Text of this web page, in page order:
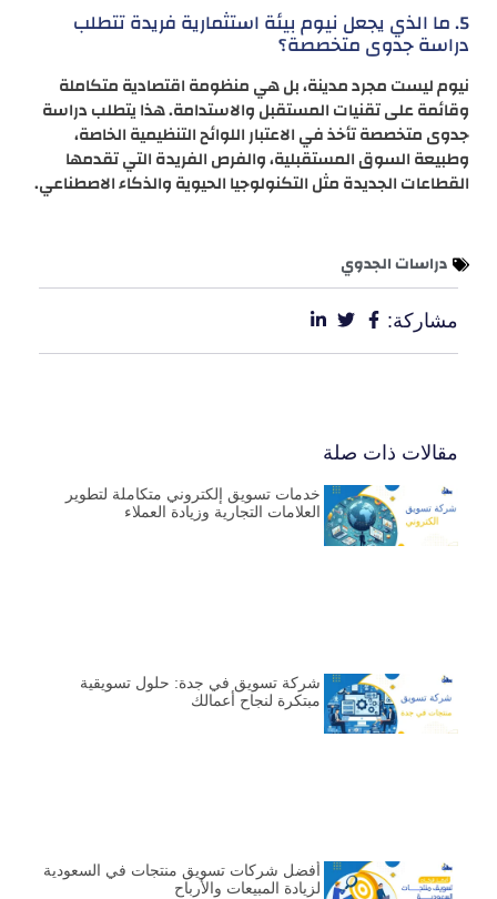
5. ما الذي يجعل نيوم بيئة استثمارية فريدة تتطلب
دراسة جدوى متخصصة؟
نيوم ليست مجرد مدينة، بل هي منظومة اقتصادية متكاملة
وقائمة على تقنيات المستقبل والاستدامة. هذا يتطلب دراسة
جدوى متخصصة تأخذ في الاعتبار اللوائح التنظيمية الخاصة،
وطبيعة السوق المستقبلية، والفرص الفريدة التي تقدمها
القطاعات الجديدة مثل التكنولوجيا الحيوية والذكاء الاصطناعي.
دراسات الجدوي
مشاركة:
مقالات ذات صلة
خدمات تسويق إلكتروني متكاملة لتطوير
العلامات التجارية وزيادة العملاء
شركة تسويق في جدة: حلول تسويقية
مبتكرة لنجاح أعمالك
أفضل شركات تسويق منتجات في السعودية
لزيادة المبيعات والأرباح